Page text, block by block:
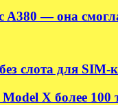
— она
слота для SIM-
X более